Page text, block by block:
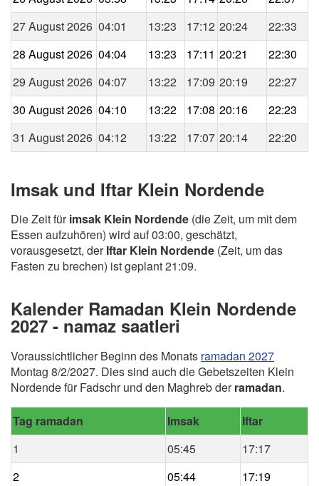
27 August 2026 04:01 13:23 17:12 20:24
22:33
28 August 2026 04:04 13:23 17:11 20:21
22:30
29 August 2026 04:07 13:22 17:09 20:19
22:27
30 August 2026 04:10 13:22 17:08 20:16
22:23
31 August 2026 04:12 13:22 17:07 20:14 22:20
Imsak und Iftar Klein Nordende
Die Zeit fürimsak Klein Nordende (die Zeit, um mit dem
Essen aufzuhören) wird auf 03:00, geschätzt,
vorausgesetzt, derIftar Klein Nordende (Zeit, um das
Fasten zu brechen) ist geplant 21:09.
Kalender Ramadan Klein Nordende
2027 - namaz saatleri
Voraussichtlicher Beginn des Monats ramadan 2027
Montag 8/2/2027. Dies sind auch die Gebetszeiten Klein
Nordende für Fadschr und den Maghreb derramadan.
Tag ramadan Imsak
Iftar
1
05:45
17:17
2
05:44
17:19